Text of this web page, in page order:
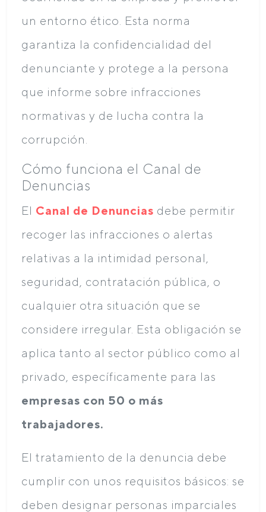
un entorno ético. Esta norma
garantiza la confidencialidad del
denunciante y protege a la persona
que informe sobre infracciones
normativas y de lucha contra la
corrupción.
Cómo funciona el Canal de
Denuncias
El Canal de Denuncias debe permitir
recoger las infracciones o alertas
relativas a la intimidad personal,
seguridad, contratación pública, o
cualquier otra situación que se
considere irregular. Esta obligación se
aplica tanto al sector público como al
privado, específicamente para las
empresas con 50 o más
trabajadores.
El tratamiento de la denuncia debe
cumplir con unos requisitos básicos: se
deben designar personas imparciales